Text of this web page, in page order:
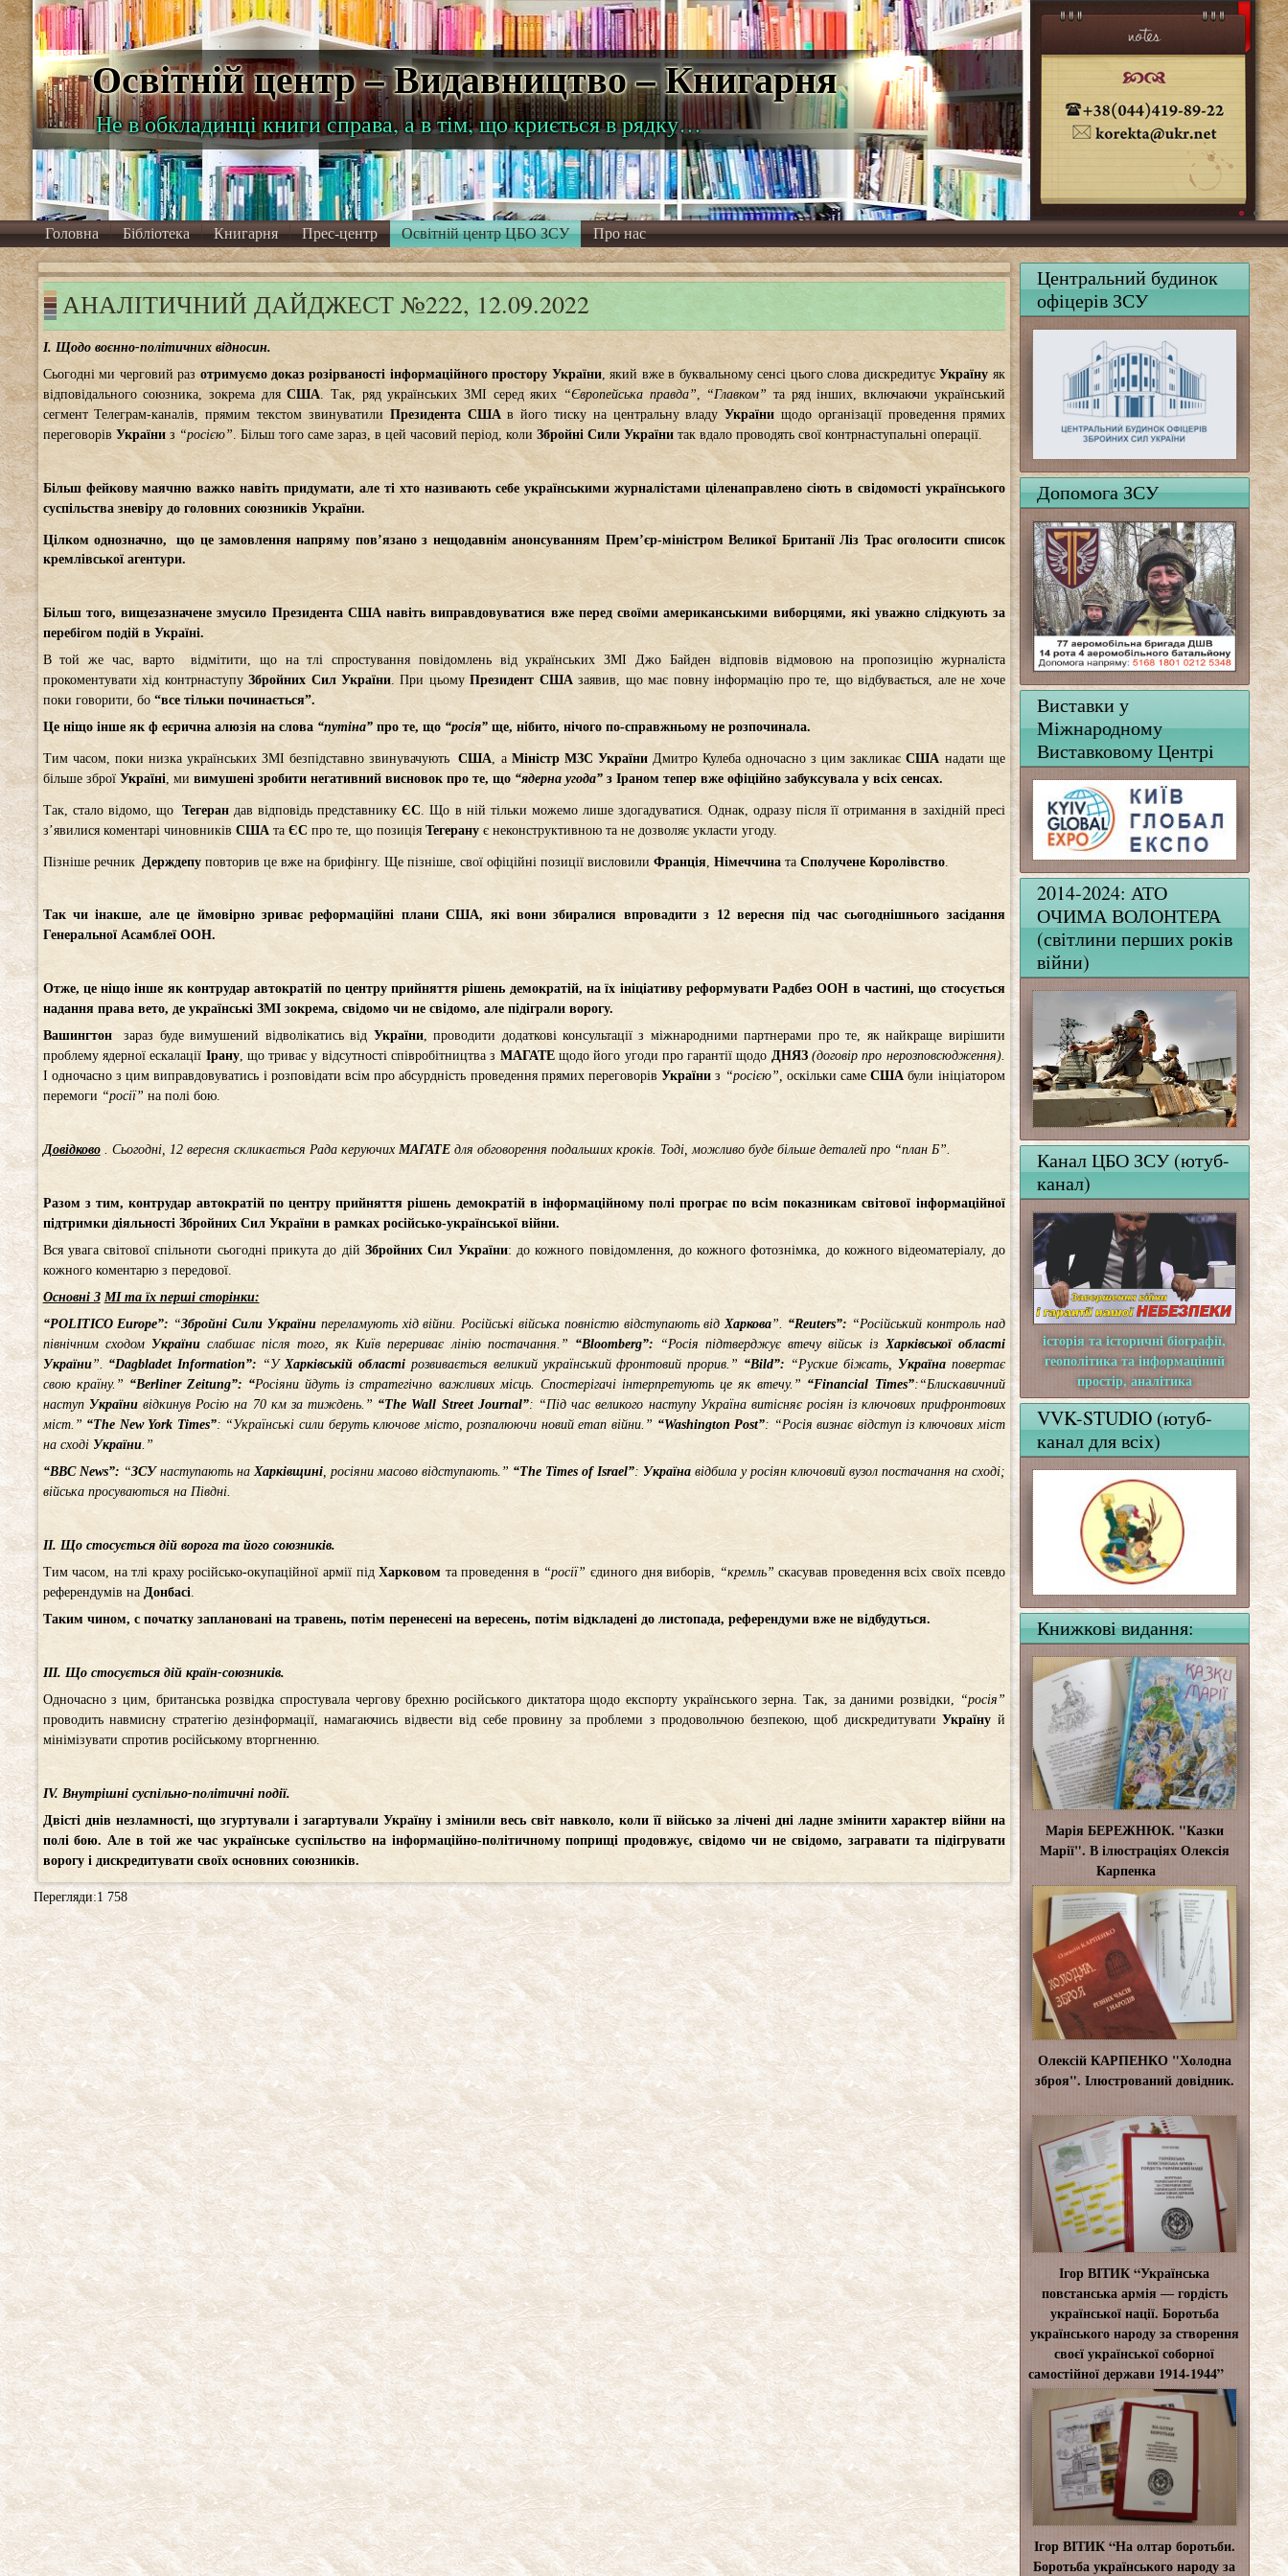
Освітній центр – Видавництво – Книгарня
Не в обкладинці книги справа, а в тім, що криється в рядку…
Головна Бібліотека Книгарня Прес-центр Освітній центр ЦБО ЗСУ Про нас
АНАЛІТИЧНИЙ ДАЙДЖЕСТ №222, 12.09.2022
І. Щодо воєнно-політичних відносин.
Сьогодні ми черговий раз отримуємо доказ розірваності інформаційного простору України, який вже в буквальному сенсі цього слова дискредитуєУкраїну як
відповідального союзника, зокрема дляСША . Так, ряд українських ЗМІ серед яких “Європейська правда”, “Главком” та ряд інших, включаючи український
сегмент Телеграм-каналів, прямим текстом звинуватили Президента СШАв його тиску на центральну владуУкраїни щодо організації проведення прямих
переговорів Україниз“росією” . Більш того саме зараз, в цей часовий період, коли Збройні Сили Українитак вдало проводять свої контрнаступальні операції.
Більш фейкову маячню важко навіть придумати, але ті хто називають себе українськими журналістами ціленаправлено сіють в свідомості українського
суспільства зневіру до головних союзників України.
Цілком однозначно,
що це замовлення напряму пов’язано з нещодавнім анонсуванням Прем’єр-міністром Великої Британії Ліз Трас оголосити список
кремлівської агентури.
Більш того, вищезазначене змусило Президента США навіть виправдовуватися вже перед своїми американськими виборцями, які уважно слідкують за
перебігом подій в Україні.
В той же час, варто відмітити, що на тлі спростування повідомлень від українських ЗМІ Джо Байден відповів відмовою на пропозицію журналіста
прокоментувати хід контрнаступуЗбройних Сил України. При цьомуПрезидент СШАзаявив, що має повну інформацію про те, що відбувається, але не хоче
поки говорити, бо “все тільки починається”.
Це ніщо інше як ф еєрична алюзія на слова“путіна”про те, що “росія”ще, нібито, нічого по-справжньому не розпочинала.
Тим часом, поки низка українських ЗМІ безпідставно звинувачують США , а Міністр МЗС УкраїниДмитро Кулеба одночасно з цим закликаєСША надати ще
більше зброї Україні , ми вимушені зробити негативний висновок про те, що “ядерна угода”з Іраном тепер вже офіційно забуксувала у всіх сенсах.
Так, стало відомо, що Тегеран дав відповідь представникуЄС . Що в ній тільки можемо лише здогадуватися. Однак, одразу після її отримання в західній пресі
з’явилися коментарі чиновників США та ЄСпро те, що позиція Тегеранує неконструктивною та не дозволяє укласти угоду.
Пізніше речник Держдепуповторив це вже на брифінгу. Ще пізніше, свої офіційні позиції висловили Франція, НімеччинатаСполучене Королівство.
Так чи інакше, але це ймовірно зриває реформаційні плани США, які вони збиралися впровадити з 12 вересня під час сьогоднішнього засідання
Генеральної Асамблеї ООН.
Отже, це ніщо інше як контрудар автократій по центру прийняття рішень демократій, на їх ініціативу реформувати Радбез ООН в частині, що стосується
надання прававето, де українські ЗМІ зокрема, свідомо чи не свідомо, але підіграли ворогу.
Вашингтонзараз буде вимушений відволікатись від України, проводити додаткові консультації з міжнародними партнерами про те, як найкраще вирішити
проблему ядерної ескалації Ірану, що триває у відсутності співробітництва з МАГАТЕщодо його угоди про гарантії щодо ДНЯЗ (договір про нерозповсюдження).
І одночасно з цим виправдовуватись і розповідати всім про абсурдність проведення прямих переговорівУкраїни з “росією”, оскільки самеСША були ініціатором
перемоги “росії” на полі бою.
Довідково . Сьогодні, 12 вересня скликається Рада керуючихМАГАТЕдля обговорення подальших кроків. Тоді, можливо буде більше деталей про “план Б”.
Разом з тим, контрудар автократій по центру прийняття рішень демократій в інформаційному полі програє по всім показникам світової інформаційної
підтримки діяльності Збройних Сил України в рамках російсько-української війни.
Вся увага світової спільноти сьогодні прикута до дій Збройних Сил України: до кожного повідомлення, до кожного фотознімка, до кожного відеоматеріалу, до
кожного коментарю з передової.
Основні З МІ та їх перші сторінки:
“POLITICO Europe”: “Збройні Сили Українипереламують хід війни. Російські війська повністю відступають відХаркова”. “Reuters”: “Російський контроль над
північним сходом Українислабшає після того, як Київ перериває лінію постачання.” “Bloomberg”: “Росія підтверджує втечу військ ізХарківської області
України”. “Dagbladet Information”: “УХарківській областірозвивається великий український фронтовий прорив.” “Bild”: “Руские біжать, Українаповертає
свою країну.” “Berliner Zeitung”: “Росіяни йдуть із стратегічно важливих місць. Спостерігачі інтерпретують це як втечу.” “Financial Times”:“Блискавичний
наступ Українивідкинув Росію на 70 км за тиждень.” “The Wall Street Journal”: “Під час великого наступу Україна витісняє росіян із ключових прифронтових
міст.” “The New York Times”: “Українські сили беруть ключове місто, розпалюючи новий етап війни.” “Washington Post”: “Росія визнає відступ із ключових міст
на сході України.”
“BBC News”: “ЗСУнаступають наХарківщині, росіяни масово відступають.” “The Times of Israel”: Українавідбила у росіян ключовий вузол постачання на сході;
війська просуваються на Півдні.
ІІ. Що стосується дій ворога та його союзників.
Тим часом, на тлі краху російсько-окупаційної армії підХарковом та проведення в “росії” єдиного дня виборів, “кремль” скасував проведення всіх своїх псевдо
референдумів на Донбасі.
Таким чином, с початку заплановані на травень, потім перенесені на вересень, потім відкладені до листопада, референдуми вже не відбудуться.
ІІІ. Що стосується дій країн-союзників.
Одночасно з цим, британська розвідка спростувала чергову брехню російського диктатора щодо експорту українського зерна. Так, за даними розвідки, “росія”
проводить навмисну стратегію дезінформації, намагаючись відвести від себе провину за проблеми з продовольчою безпекою, щоб дискредитуватиУкраїну й
мінімізувати спротив російському вторгненню.
ІV. Внутрішні суспільно-політичні події.
Двісті днів незламності, що згуртували і загартували Україну і змінили весь світ навколо, коли її військо за лічені дні ладне змінити характер війни на
полі бою. Але в той же час українське суспільство на інформаційно-політичному поприщі продовжує, свідомо чи не свідомо, загравати та підігрувати
ворогу і дискредитувати своїх основних союзників.
Перегляди:1 758
Центральний будинок
офіцерів ЗСУ
Допомога ЗСУ
Виставки у
Міжнародному
Виставковому Центрі
2014-2024: АТО
ОЧИМА ВОЛОНТЕРА
(світлини перших років
війни)
Канал ЦБО ЗСУ (ютуб-
канал)
історія та історичні біографії,
геополітика та інформаціний
простір, аналітика
VVK-STUDIO (ютуб-
канал для всіх)
Книжкові видання:
Марія БЕРЕЖНЮК. "Казки
Марії". В ілюстраціях Олексія
Карпенка
Олексій КАРПЕНКО "Холодна
зброя". Ілюстрований довідник.
Ігор ВІТИК “Українська
повстанська армія ― гордість
української нації. Боротьба
українського народу за створення
своєї української соборної
самостійної держави 1914-1944”
Ігор ВІТИК “На олтар боротьби.
Боротьба українського народу за